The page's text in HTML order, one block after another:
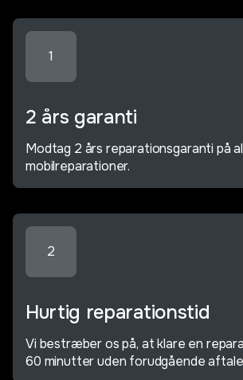
1
2 års garanti
Modtag 2 års reparationsgaranti på
mobilreparationer.
2
Hurtig reparationstid
Vi bestræber os på, at klare en
60 minutter uden forudgående